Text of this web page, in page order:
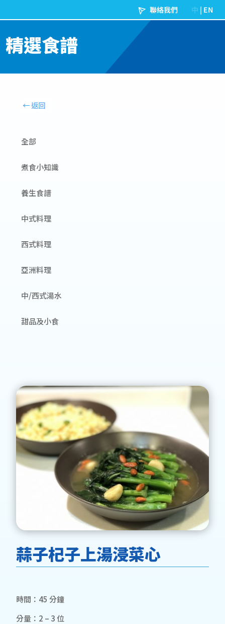
精選食譜
全部
煮食小知識
養生食譜
中式料理
西式料理
亞洲料理
中/西式湯水
甜品及小食
蒜子杞子上湯浸菜心
時間：45 分鐘
分量：2 – 3 位